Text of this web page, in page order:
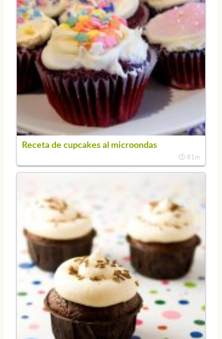
Receta de cupcakes al microondas
81m